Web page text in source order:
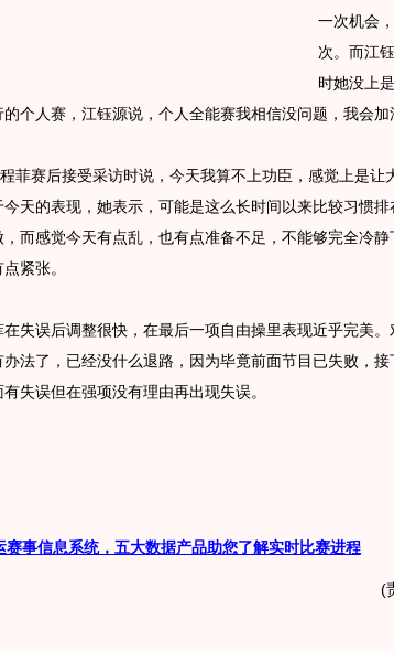
一次机会
次。而江
时她没上
的个人赛，江钰源说，个人全能赛我相信没问题，我会加
赛后接受采访时说，今天我算不上功臣，感觉上是让
天的表现，她表示，可能是这么长时间以来比较习惯排
而感觉今天有点乱，也有点准备不足，不能够完全冷
紧张。
误后调整很快，在最后一项自由操里表现近乎完美。
法了，已经没什么退路，因为毕竟前面节目已失败，
失误但在强项没有理由再出现失误。
赛事信息系统，五大数据产品助您了解实时比赛进程
(